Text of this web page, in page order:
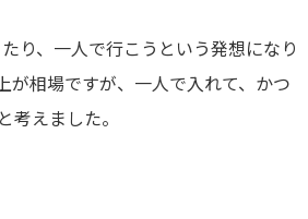
り、一人で行こうという発想になり
が相場ですが、一人で入れて、かつ
えました。